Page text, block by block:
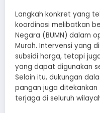
Langkah konkret yang
koordinasi melibatkan
Negara (BUMN) dalam
Murah. Intervensi yang
subsidi harga, tetapi
yang dapat digunakan
Selain itu, dukungan
pangan juga
terjaga di seluruh